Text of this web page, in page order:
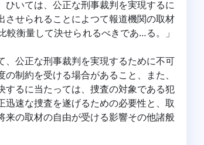
いては、公正な刑事裁判を実現するに
せられることによつて報道機関の取材
衡量して決せられるべきであ…る。」
、公正な刑事裁判を実現するために不可
制約を受ける場合があること、また、
するに当たっては、捜査の対象である犯
速な捜査を遂げるための必要性と、取
の取材の自由が受ける影響その他諸般